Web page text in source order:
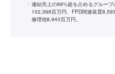
連結売上の99%超を占めるグルー
102,368百万円、FPD関連装置
修理他8,943百万円。